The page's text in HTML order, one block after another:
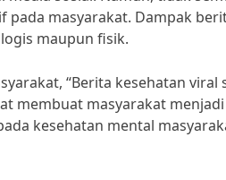
masyarakat. Dampak
maupun fisik.
“Berita kesehatan viral
membuat masyarakat
kesehatan mental